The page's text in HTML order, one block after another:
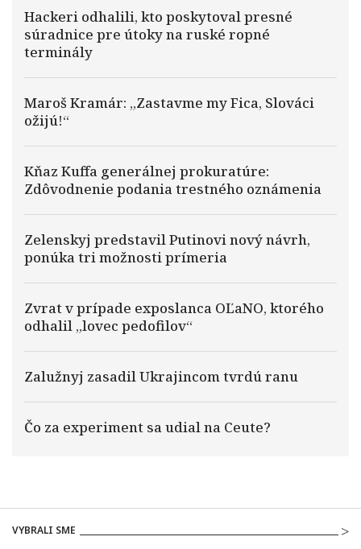
Hackeri odhalili, kto poskytoval presné
súradnice pre útoky na ruské ropné
terminály
Maroš Kramár: „Zastavme my Fica, Slováci
ožijú!“
Kňaz Kuffa generálnej prokuratúre:
Zdôvodnenie podania trestného oznámenia
Zelenskyj predstavil Putinovi nový návrh,
ponúka tri možnosti prímeria
Zvrat v prípade exposlanca OĽaNO, ktorého
odhalil „lovec pedofilov“
Zalužnyj zasadil Ukrajincom tvrdú ranu
Čo za experiment sa udial na Ceute?
VYBRALI SME